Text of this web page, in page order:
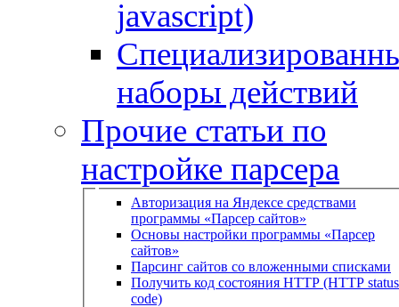
javascript)
наборы действий
Прочие статьи по
настройке парсера
Авторизация на Яндексе средствами
программы «Парсер сайтов»
Основы настройки программы «Парсер
сайтов»
Парсинг сайтов со вложенными списками
Получить код состояния HTTP (HTTP status
code)